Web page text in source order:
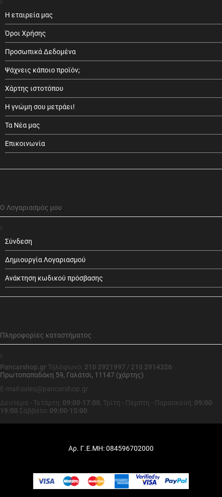
Η εταιρεία μας
Όροι Χρήσης
Προσωπικά Δεδομένα
Ψάχνεις κάποιο προϊόν;
Χάρτης ιστοτόπου
Η γνώμη σου μετράει!
Τα Νέα μας
Επικοινωνία
Ο Λογαριασμός μου
Σύνδεση
Δημιουργία Λογαριασμού
Ανάκτηση κωδικού πρόσβασης
Πληροφορίες καταστήματος
Pancarshop.gr Τηλέφωνο: 210 2921997 / 210 2914326
Πρωτοπαπαδάκη 59, Γαλάτσι, 11147 (χάρτης)
E-mail:sales@pancarshop.gr
Δευτέρα - Τετάρτη: 09:00-17:00, Τρίτη - Πέμπτη - Παρασκευή: 09:00-
19:00 Σάββατο: 09:00-15:00
Αρ. Γ.Ε.ΜΗ: 084596702000